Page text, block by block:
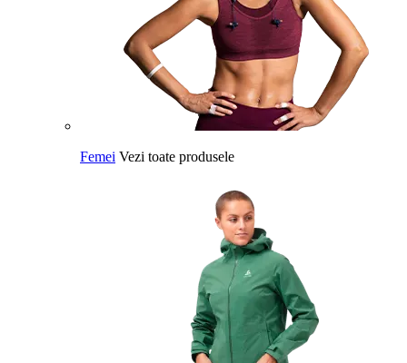
Femei Vezi toate produsele